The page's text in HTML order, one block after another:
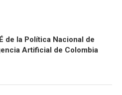
de la Política Nacional de
Artificial de Colombia